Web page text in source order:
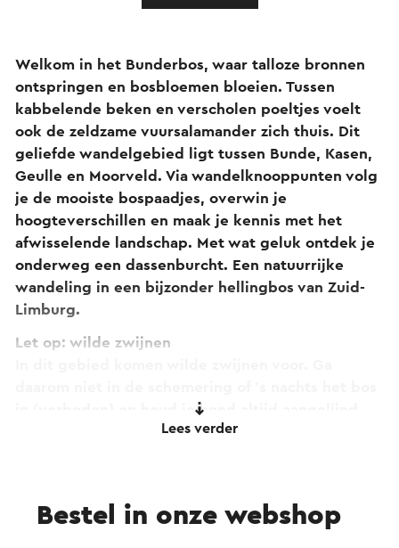
Welkom in het Bunderbos, waar talloze bronnen
ontspringen en bosbloemen bloeien. Tussen
kabbelende beken en verscholen poeltjes voelt
ook de zeldzame vuursalamander zich thuis. Dit
geliefde wandelgebied ligt tussen Bunde, Kasen,
Geulle en Moorveld. Via wandelknooppunten volg
je de mooiste bospaadjes, overwin je
hoogteverschillen en maak je kennis met het
afwisselende landschap. Met wat geluk ontdek je
onderweg een dassenburcht. Een natuurrijke
wandeling in een bijzonder hellingbos van Zuid-
Limburg.
Let op: wilde zwijnen
in (verboden) en houd je hond altijd aangelijnd.
Kom je toch wilde zwijnen tegen, maak dan geluid
Lees verder
Bestel in onze webshop